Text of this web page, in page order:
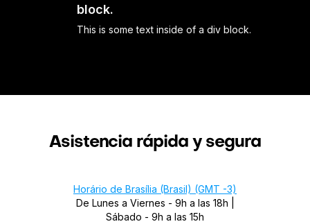
block.
This is some text inside of a div block.
Asistencia rápida y segura
Horário de Brasília (Brasil) (GMT -3)
De Lunes a Viernes - 9h a las 18h |
Sábado - 9h a las 15h